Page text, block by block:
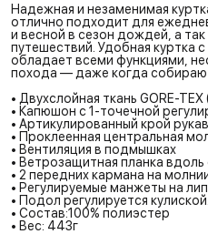
Надежная и незаменимая
отлично подходит для
и весной в сезон дождей, а
путешествий. Удобная куртка
обладает всеми функциями,
похода — даже когда
• Двухслойная ткань GORE-
• Капюшон с 1-точечной
• Артикулированный крой
• Проклеенная центральная
• Вентиляция в подмышках
• Ветрозащитная планка
• 2 передних кармана на
• Регулируемые манжеты на
• Подол регулируется кулиской.
• Состав:100% полиэстер
• Вес: 443г